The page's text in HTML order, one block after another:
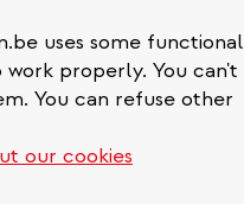
uses some functional
work properly. You can't
You can refuse other
our cookies